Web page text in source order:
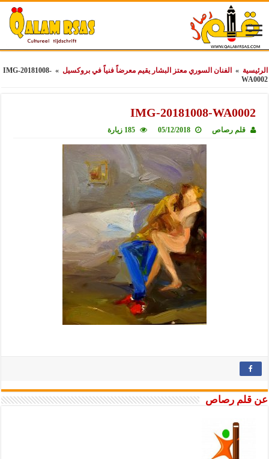
الرئيسية » الفنان السوري معتز البشار يقيم معرضاً فنياً في بروكسيل »
IMG-20181008-
WA0002
IMG-20181008-WA0002
قلم رصاص 05/12/2018 185 زيارة
عن قلم رصاص